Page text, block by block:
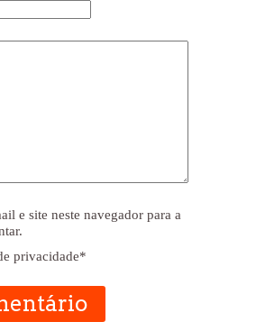
e site neste navegador para a
privacidade*